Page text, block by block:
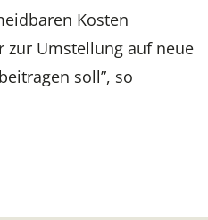
Kosten
zur Umstellung auf neue
soll”, so